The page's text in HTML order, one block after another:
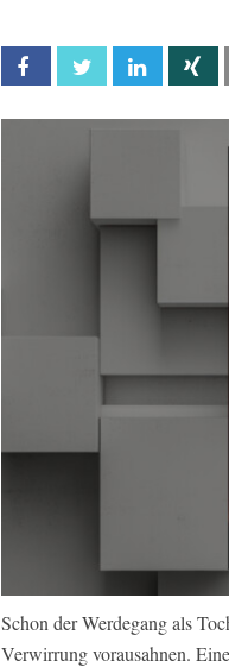
Facebook Twitter Linkedin
Schon der Werdegang als
Verwirrung vorausahnen.